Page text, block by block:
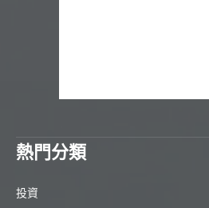
熱門分類
投資